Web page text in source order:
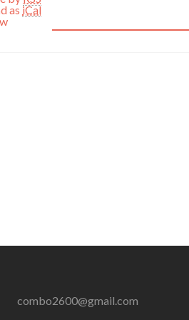
as iCal
combo2600@gmail.com